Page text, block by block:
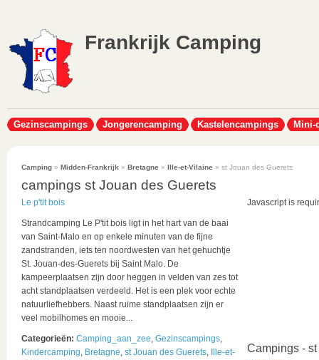
Frankrijk Camping
Gezinscampings Jongerencamping Kastelencampings Mini-
Camping » Midden-Frankrijk » Bretagne » Ille-et-Vilaine » st Jouan des Guerets
campings st Jouan des Guerets
Le p'tit bois
Strandcamping Le P'tit bois ligt in het hart van de baai
van Saint-Malo en op enkele minuten van de fijne
zandstranden, iets ten noordwesten van het gehuchtje
St. Jouan-des-Guerets bij Saint Malo. De
kampeerplaatsen zijn door heggen in velden van zes tot
acht standplaatsen verdeeld. Het is een plek voor echte
natuurliefhebbers. Naast ruime standplaatsen zijn er
veel mobilhomes en mooie...
Categorieën: Camping_aan_zee, Gezinscampings,
Kindercamping, Bretagne, st Jouan des Guerets,
Ille-et-
Javascript is
Campings -